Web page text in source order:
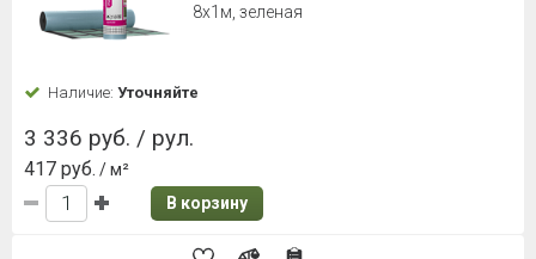
8х1м, зеленая
Наличие: Уточняйте
3 336 руб. / рул.
417 руб. / м²
В корзину